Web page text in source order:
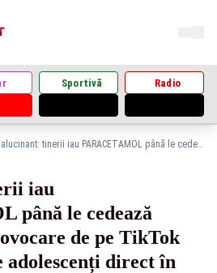
Sportivă Radio
Halucinant: tinerii iau PARACETAMOL până le cedează ficatul! Noua provocare de pe TikTok care-i trimite pe adolescenți direct în spital
iau
până le cedează
de pe TikTok
direct în